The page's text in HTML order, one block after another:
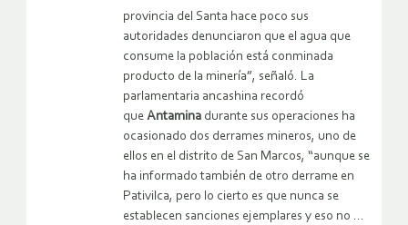
provincia del Santa hace poco sus
autoridades denunciaron que el agua que
consume la población está conminada
producto de la minería”, señaló. La
parlamentaria ancashina recordó
que Antamina durante sus operaciones ha
ocasionado dos derrames mineros, uno de
ellos en el distrito de San Marcos, “aunque se
ha informado también de otro derrame en
Pativilca, pero lo cierto es que nunca se
establecen sanciones ejemplares y eso no ...